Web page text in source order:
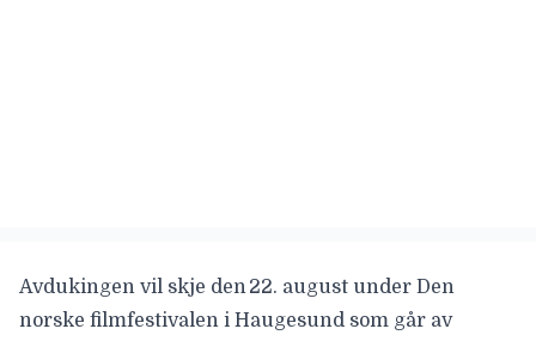
Avdukingen vil skje den 22. august under Den
norske filmfestivalen i Haugesund som går av